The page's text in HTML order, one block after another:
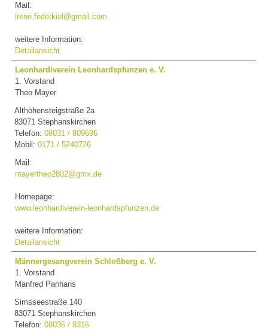
Mail:
irene.federkiel@gmail.com
weitere Information:
Detailansicht
Leonhardiverein Leonhardspfunzen e. V.
1. Vorstand
Theo Mayer
Althöhensteigstraße 2a
83071 Stephanskirchen
Telefon:08031 / 809696
Mobil:0171 / 5240726
Mail:
mayertheo2802@gmx.de
Homepage:
www.leonhardiverein-leonhardspfunzen.de
weitere Information:
Detailansicht
Männergesangverein Schloßberg e. V.
1. Vorstand
Manfred Panhans
Simsseestraße 140
83071 Stephanskirchen
Telefon:08036 / 8316